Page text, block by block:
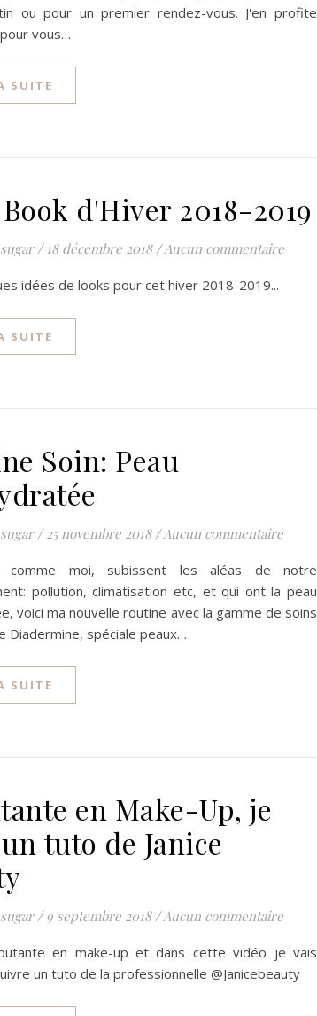
ou pour un premier rendez-vous. J'en profite
vous…
SUITE
d'Hiver 2018-2019
/ 18 décembre 2018 /Aucun commentaire
idées de looks pour cet hiver 2018-2019...
SUITE
Soin: Peau
/ 25 novembre 2018 /Aucun commentaire
comme moi, subissent les aléas de notre
pollution, climatisation etc, et qui ont la peau
voici ma nouvelle routine avec la gamme de soins
Diadermine, spéciale peaux…
SUITE
en Make-Up, je
tuto de Janice
/ 9 septembre 2018 /Aucun commentaire
en make-up et dans cette vidéo je vais
un tuto de la professionnelle @Janicebeauty